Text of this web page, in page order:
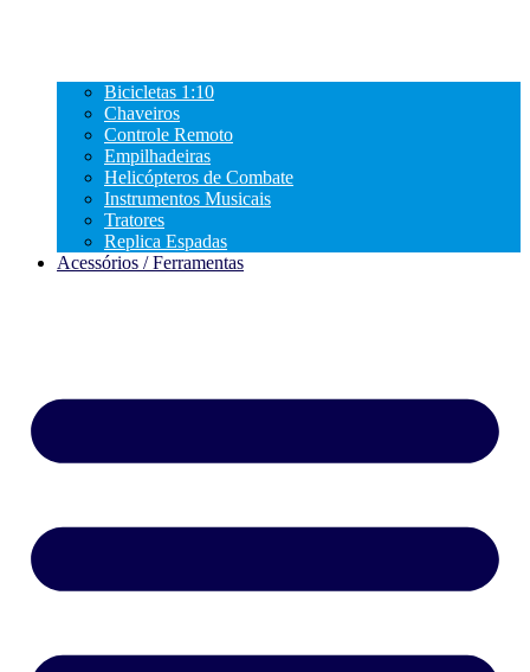
Bicicletas 1:10
Chaveiros
Controle Remoto
Empilhadeiras
Helicópteros de Combate
Instrumentos Musicais
Tratores
Replica Espadas
Acessórios / Ferramentas